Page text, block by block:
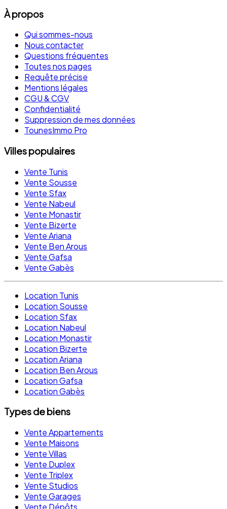
À propos
Qui sommes-nous
Nous contacter
Questions fréquentes
Toutes nos pages
Requête précise
Mentions légales
CGU & CGV
Confidentialité
Suppression de mes données
TounesImmo Pro
Villes populaires
Vente Tunis
Vente Sousse
Vente Sfax
Vente Nabeul
Vente Monastir
Vente Bizerte
Vente Ariana
Vente Ben Arous
Vente Gafsa
Vente Gabès
Location Tunis
Location Sousse
Location Sfax
Location Nabeul
Location Monastir
Location Bizerte
Location Ariana
Location Ben Arous
Location Gafsa
Location Gabès
Types de biens
Vente Appartements
Vente Maisons
Vente Villas
Vente Duplex
Vente Triplex
Vente Studios
Vente Garages
Vente Dépôts